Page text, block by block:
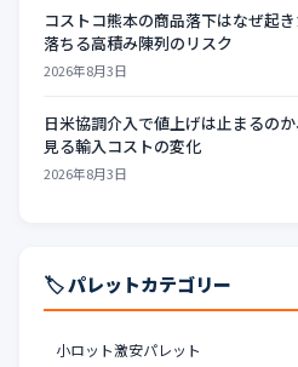
コストコ熊本の商品落下はなぜ起
落ちる高積み陳列のリスク
2026年8月3日
日米協調介入で値上げは止まるの
見る輸入コストの変化
2026年8月3日
🏷️ パレットカテゴリー
小ロット激安パレット